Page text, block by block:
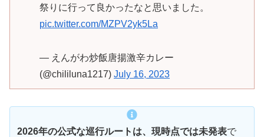
祭りに行って良かったなと思いました。
pic.twitter.com/MZPV2yk5La
— えんがわ炒飯唐揚激辛カレー
(@chililuna1217) July 16, 2023
2026年の公式な巡行ルートは、現時点では未発表で